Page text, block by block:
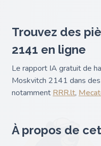
Trouvez des
2141 en ligne
Le rapport IA gratuit de
Moskvitch 2141 dans
notamment RRR.lt,
À propos de